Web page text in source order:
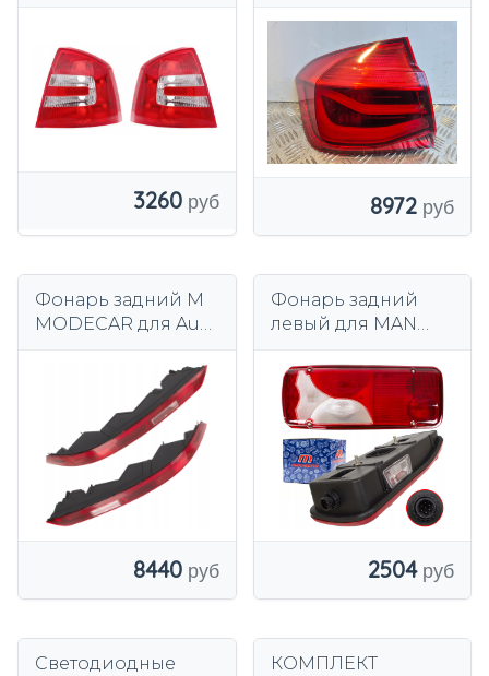
DEPO
3260
F30 lci
8972
Фонарь задний M
MODECAR для Audi
левый+правый с
лампочками
8440
Фонарь задний
левый для MAN
TGX
2504
Светодиодные
КОМПЛЕКТ